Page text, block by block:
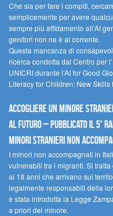
Che sia per fare i compiti,
semplicemente per avere
sempre più affidamento all’AI
genitori non ne è al corrente.
Questa mancanza di
ricerca condotta dal Centro per
UNICRI durante l’AI for Good
Literacy for Children: New Skills
Accogliere un minore
al futuro – Pubblicato il 5°
Minori Stranieri Non
I minori non accompagnati in
vulnerabili tra i migranti. Si
ai 18 anni che arrivano sul
legalmente responsabili della
è stata introdotta la Legge
a priori del minore.